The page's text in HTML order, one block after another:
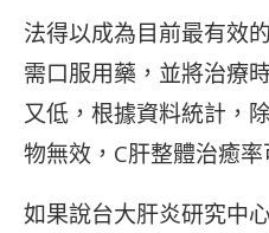
法得以成為目前最有效
需口服用藥，並將治療
又低，根據資料統計，
物無效，C肝整體治癒率
如果說台大肝炎研究中